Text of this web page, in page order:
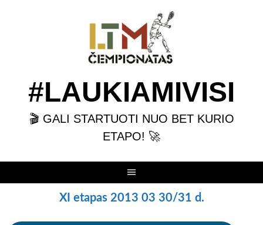
#LAUKIAMIVISI
🎬 GALI STARTUOTI NUO BET KURIO
ETAPO! 🚀
XI etapas 2013 03 30/31 d.